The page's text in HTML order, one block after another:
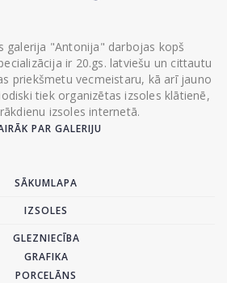
galerija "Antonija" darbojas kopš
ir 20.gs. latviešu un cittautu
priekšmetu vecmeistaru, kā arī jauno
tiek organizētas izsoles klātienē,
izsoles internetā.
PAR GALERIJU
SĀKUMLAPA
IZSOLES
GLEZNIECĪBA
GRAFIKA
PORCELĀNS